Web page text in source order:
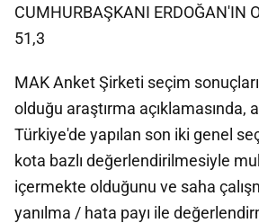
CUMHURBAŞKANI ERDOĞAN'IN
51,3
MAK Anket Şirketi seçim
olduğu araştırma açıklamasında,
Türkiye'de yapılan son iki genel
kota bazlı değerlendirilmesiyle
içermekte olduğunu ve saha
yanılma / hata payı ile